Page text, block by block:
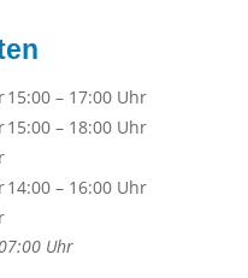
15:00 – 17:00 Uhr
15:00 – 18:00 Uhr
14:00 – 16:00 Uhr
Uhr